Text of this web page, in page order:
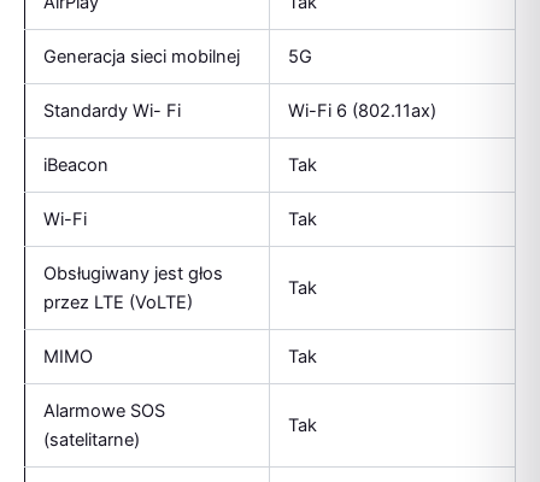
Generacja sieci mobilnej 5G
Standardy Wi- Fi Wi-Fi 6 (802.11ax)
iBeacon Tak
Wi-Fi Tak
Obsługiwany jest głos
przez LTE (VoLTE)
Tak
MIMO Tak
Alarmowe SOS
(satelitarne)
Tak